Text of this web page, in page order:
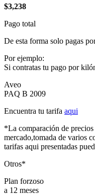
$3,238
Pago total
De esta forma solo pagas
Por ejemplo:
Si contratas tu pago por
Aveo
PAQ B 2009
Encuentra tu tarifa aqui
*La comparación de
mercado,tomada de varios
tarifas aqui presentadas
Otros*
Plan forzoso
a 12 meses